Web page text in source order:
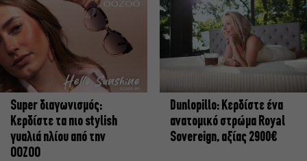
Super διαγωνισμός:
Κερδίστε τα πιο stylish
γυαλιά ηλίου από την
OOZOO
Dunlopillo: Κερδίστε ένα
ανατομικό στρώμα Royal
Sovereign, αξίας 2900€